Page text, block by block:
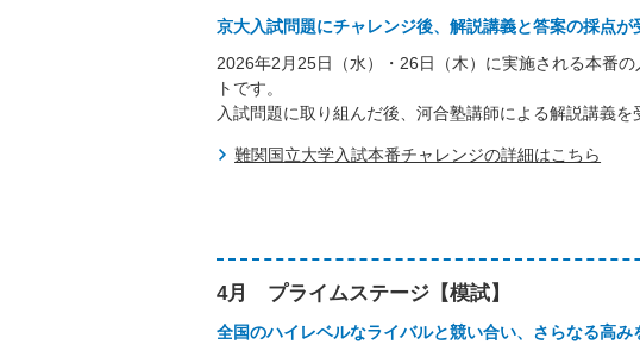
京大入試問題にチャレンジ後、解説講義と答案の採点が
2026年2月25日（水）・26日（木）に実施される本番
トです。
入試問題に取り組んだ後、河合塾講師による解説講義を
難関国立大学入試本番チャレンジの詳細はこちら
4月 プライムステージ【模試】
全国のハイレベルなライバルと競い合い、さらなる高み